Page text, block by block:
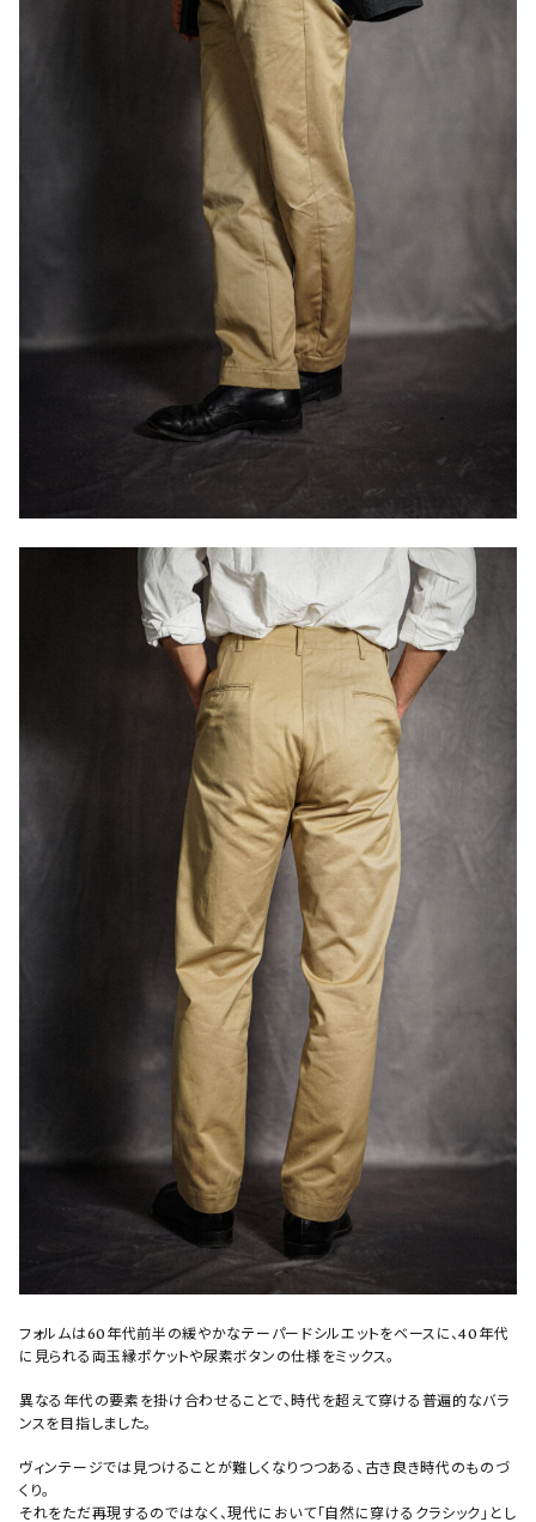
フォルムは60年代前半の緩やかなテーパードシルエットをベースに、40年代
に見られる両玉縁ポケットや尿素ボタンの仕様をミックス。
異なる年代の要素を掛け合わせることで、時代を超えて穿ける普遍的なバラ
ンスを目指しました。
ヴィンテージでは見つけることが難しくなりつつある、古き良き時代のものづ
くり。
それをただ再現するのではなく、現代において「自然に穿けるクラシック」とし